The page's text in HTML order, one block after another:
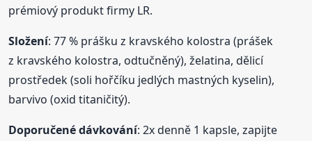
prémiový produkt firmy LR.
Složení: 77 % prášku z kravského kolostra (prášek
z kravského kolostra, odtučněný), želatina, dělicí
prostředek (soli hořčíku jedlých mastných kyselin),
barvivo (oxid titaničitý).
Doporučené dávkování: 2x denně 1 kapsle, zapijte